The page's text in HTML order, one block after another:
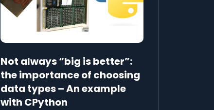
Not always “big is better”:
the importance of choosing
data types – An example
with CPython